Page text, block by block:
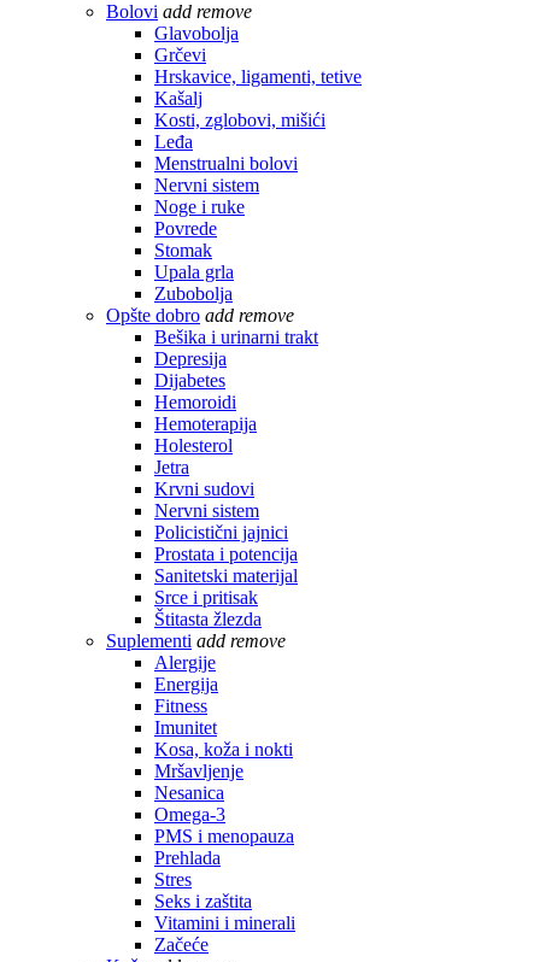
Bolovi add remove
Glavobolja
Grčevi
Hrskavice, ligamenti, tetive
Kašalj
Kosti, zglobovi, mišići
Leđa
Menstrualni bolovi
Nervni sistem
Noge i ruke
Povrede
Stomak
Upala grla
Zubobolja
Opšte dobro add remove
Bešika i urinarni trakt
Depresija
Dijabetes
Hemoroidi
Hemoterapija
Holesterol
Jetra
Krvni sudovi
Nervni sistem
Policistični jajnici
Prostata i potencija
Sanitetski materijal
Srce i pritisak
Štitasta žlezda
Suplementi add remove
Alergije
Energija
Fitness
Imunitet
Kosa, koža i nokti
Mršavljenje
Nesanica
Omega-3
PMS i menopauza
Prehlada
Stres
Seks i zaštita
Vitamini i minerali
Začeće